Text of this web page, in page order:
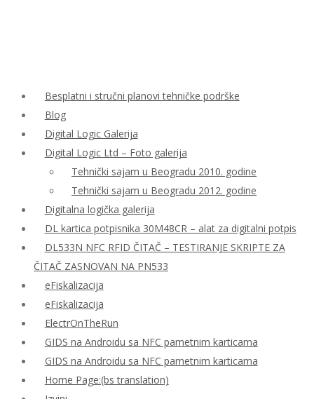
Besplatni i stručni planovi tehničke podrške
Blog
Digital Logic Galerija
Digital Logic Ltd – Foto galerija
Tehnički sajam u Beogradu 2010. godine
Tehnički sajam u Beogradu 2012. godine
Digitalna logička galerija
DL kartica potpisnika 30M48CR – alat za digitalni potpis
DL533N NFC RFID ČITAČ – TESTIRANJE SKRIPTE ZA
ČITAČ ZASNOVAN NA PN533
eFiskalizacija
eFiskalizacija
ElectrOnTheRun
GIDS na Androidu sa NFC pametnim karticama
GIDS na Androidu sa NFC pametnim karticama
Home Page:(bs translation)